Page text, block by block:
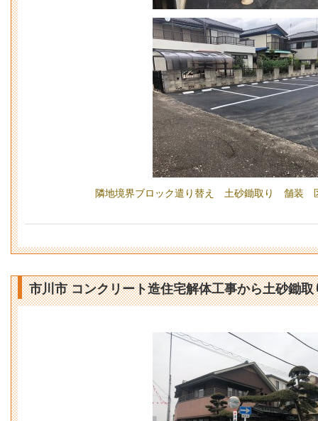
隣地境界ブロック遣り替え 土砂鋤取り 舗装
市川市 コンクリート造住宅解体工事から土砂鋤取